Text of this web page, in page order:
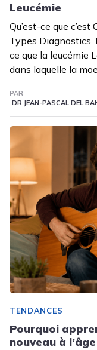
Leucémie
Qu’est-ce que
Types Diagnostics
ce que la leucémie
dans laquelle la
PAR
DR JEAN-PASCAL DEL
TENDANCES
Pourquoi
nouveau à